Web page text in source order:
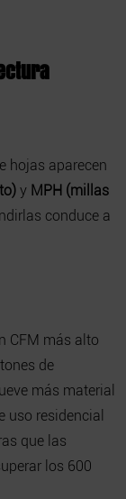
hojas aparecen
y MPH (millas
conduce a
CFM más alto
de
más material
uso residencial
que las
los 600